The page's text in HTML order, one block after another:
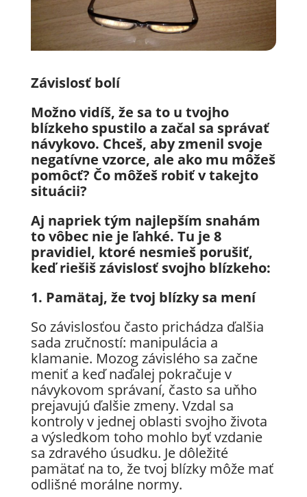
Závislosť bolí
Možno vidíš, že sa to u tvojho
blízkeho spustilo a začal sa správať
návykovo. Chceš, aby zmenil svoje
negatívne vzorce, ale ako mu môžeš
pomôcť? Čo môžeš robiť v takejto
situácii?
Aj napriek tým najlepším snahám
to vôbec nie je ľahké. Tu je 8
pravidiel, ktoré nesmieš porušiť,
keď riešiš závislosť svojho blízkeho:
1. Pamätaj, že tvoj blízky sa mení
So závislosťou často prichádza ďalšia
sada zručností: manipulácia a
klamanie. Mozog závislého sa začne
meniť a keď naďalej pokračuje v
návykovom správaní, často sa uňho
prejavujú ďalšie zmeny. Vzdal sa
kontroly v jednej oblasti svojho života
a výsledkom toho mohlo byť vzdanie
sa zdravého úsudku. Je dôležité
pamätať na to, že tvoj blízky môže mať
odlišné morálne normy.